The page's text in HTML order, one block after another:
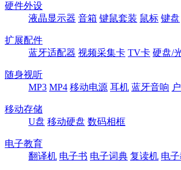
硬件外设
液晶显示器 音箱 键鼠套装 鼠标 键盘
扩展配件
蓝牙适配器 视频采集卡 TV卡 硬盘/
随身视听
MP3 MP4 移动电源 耳机 蓝牙音响
移动存储
U盘 移动硬盘 数码相框
电子教育
翻译机 电子书 电子词典 复读机 电